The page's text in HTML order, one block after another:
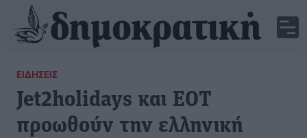
ΕΙΔΉΣΕΙΣ
Jet2holidays και ΕΟΤ
προωθούν την ελληνική